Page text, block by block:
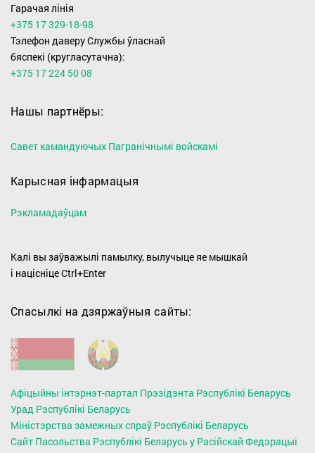
Гарачая лінія
+375 17 329-18-98
Тэлефон даверу Службы ўласнай
бяспекі (кругласутачна):
+375 17 224 50 08
Нашы партнёры:
Савет камандуючых Пагранічнымі войскамі
Карысная інфармацыя
Рэкламадаўцам
Калі вы заўважылі памылку, вылучыце яе мышкай
і націсніце Ctrl+Enter
Спасылкі на дзяржаўныя сайты:
Афіцыйны інтэрнэт-партал Прэзідэнта Рэспублікі Беларусь
Урад Рэспублікі Беларусь
Міністэрства замежных спраў Рэспублікі Беларусь
Сайт Пасольства Рэспублікі Беларусь у Расійскай Федэрацыі